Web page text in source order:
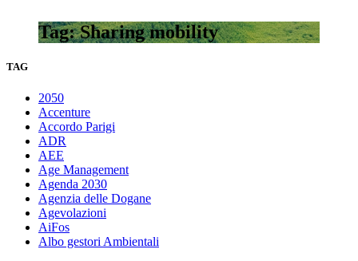
Tag: Sharing mobility
TAG
2050
Accenture
Accordo Parigi
ADR
AEE
Age Management
Agenda 2030
Agenzia delle Dogane
Agevolazioni
AiFos
Albo gestori Ambientali